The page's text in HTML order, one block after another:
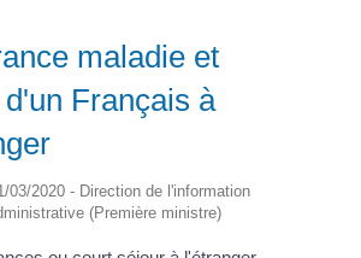
maladie et
Français à
03/2020 - Direction de l'information
(Première ministre)